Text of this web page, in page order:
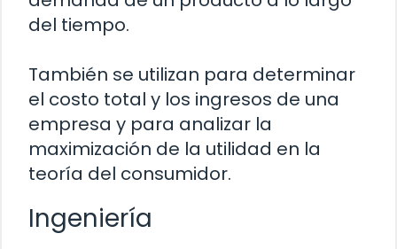
del tiempo.
También se utilizan para determinar
el costo total y los ingresos de una
empresa y para analizar la
maximización de la utilidad en la
teoría del consumidor.
Ingeniería